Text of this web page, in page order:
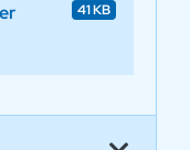
41 KB